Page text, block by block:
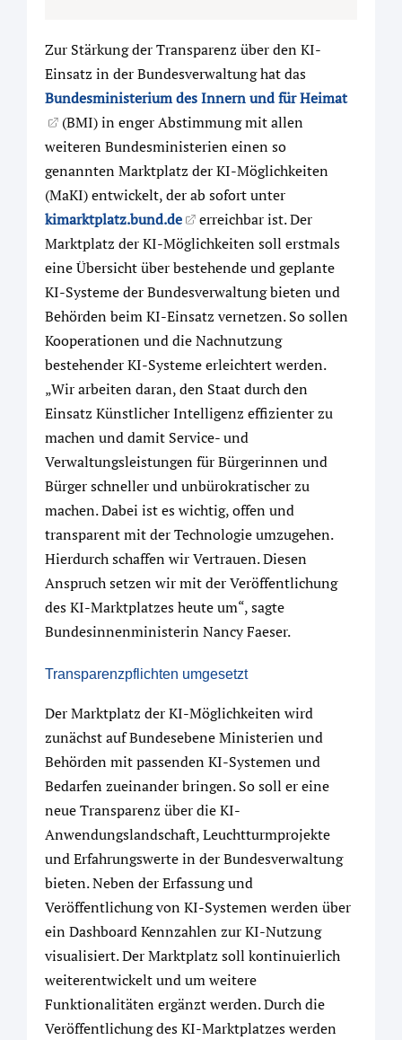
Zur Stärkung der Transparenz über den KI-
Einsatz in der Bundesverwaltung hat das
Bundesministerium des Innern und für Heimat
(BMI) in enger Abstimmung mit allen
weiteren Bundesministerien einen so
genannten Marktplatz der KI-Möglichkeiten
(MaKI) entwickelt, der ab sofort unter
kimarktplatz.bund.de
erreichbar ist. Der
Marktplatz der KI-Möglichkeiten soll erstmals
eine Übersicht über bestehende und geplante
KI-Systeme der Bundesverwaltung bieten und
Behörden beim KI-Einsatz vernetzen. So sollen
Kooperationen und die Nachnutzung
bestehender KI-Systeme erleichtert werden.
„Wir arbeiten daran, den Staat durch den
Einsatz Künstlicher Intelligenz effizienter zu
machen und damit Service- und
Verwaltungsleistungen für Bürgerinnen und
Bürger schneller und unbürokratischer zu
machen. Dabei ist es wichtig, offen und
transparent mit der Technologie umzugehen.
Hierdurch schaffen wir Vertrauen. Diesen
Anspruch setzen wir mit der Veröffentlichung
des KI-Marktplatzes heute um“, sagte
Bundesinnenministerin Nancy Faeser.
Transparenzpflichten umgesetzt
Der Marktplatz der KI-Möglichkeiten wird
zunächst auf Bundesebene Ministerien und
Behörden mit passenden KI-Systemen und
Bedarfen zueinander bringen. So soll er eine
neue Transparenz über die KI-
Anwendungslandschaft, Leuchtturmprojekte
und Erfahrungswerte in der Bundesverwaltung
bieten. Neben der Erfassung und
Veröffentlichung von KI-Systemen werden über
ein Dashboard Kennzahlen zur KI-Nutzung
visualisiert. Der Marktplatz soll kontinuierlich
weiterentwickelt und um weitere
Funktionalitäten ergänzt werden. Durch die
Veröffentlichung des KI-Marktplatzes werden